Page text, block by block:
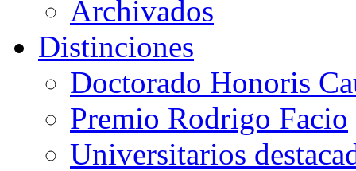
Archivados
Distinciones
Doctorado Honoris
Premio Rodrigo Facio
Universitarios